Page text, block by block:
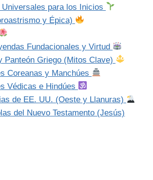
Universales para los Inicios
y Épica)
Fundacionales y Virtud
Panteón Griego (Mitos Clave)
Coreanas y Manchúes
Védicas e Hindúes
de EE. UU. (Oeste y Llanuras)
del Nuevo Testamento (Jesús)